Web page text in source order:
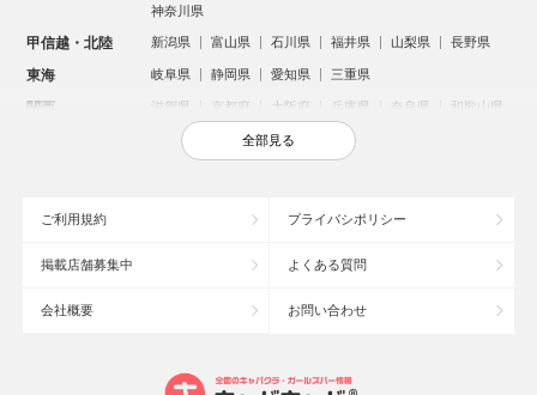
神奈川県
甲信越・北陸 新潟県 富山県 石川県 福井県 山梨県 長野県
東海 岐阜県 静岡県 愛知県 三重県
関西 滋賀県 京都府 大阪府 兵庫県 奈良県 和歌山県
鳥取県 島根県 岡山県 広島県
沖縄県
大宮のキャバクラ
新潟市のキャバクラ
全部見る
ご利用規約 プライバシポリシー
掲載店舗募集中 よくある質問
会社概要 お問い合わせ